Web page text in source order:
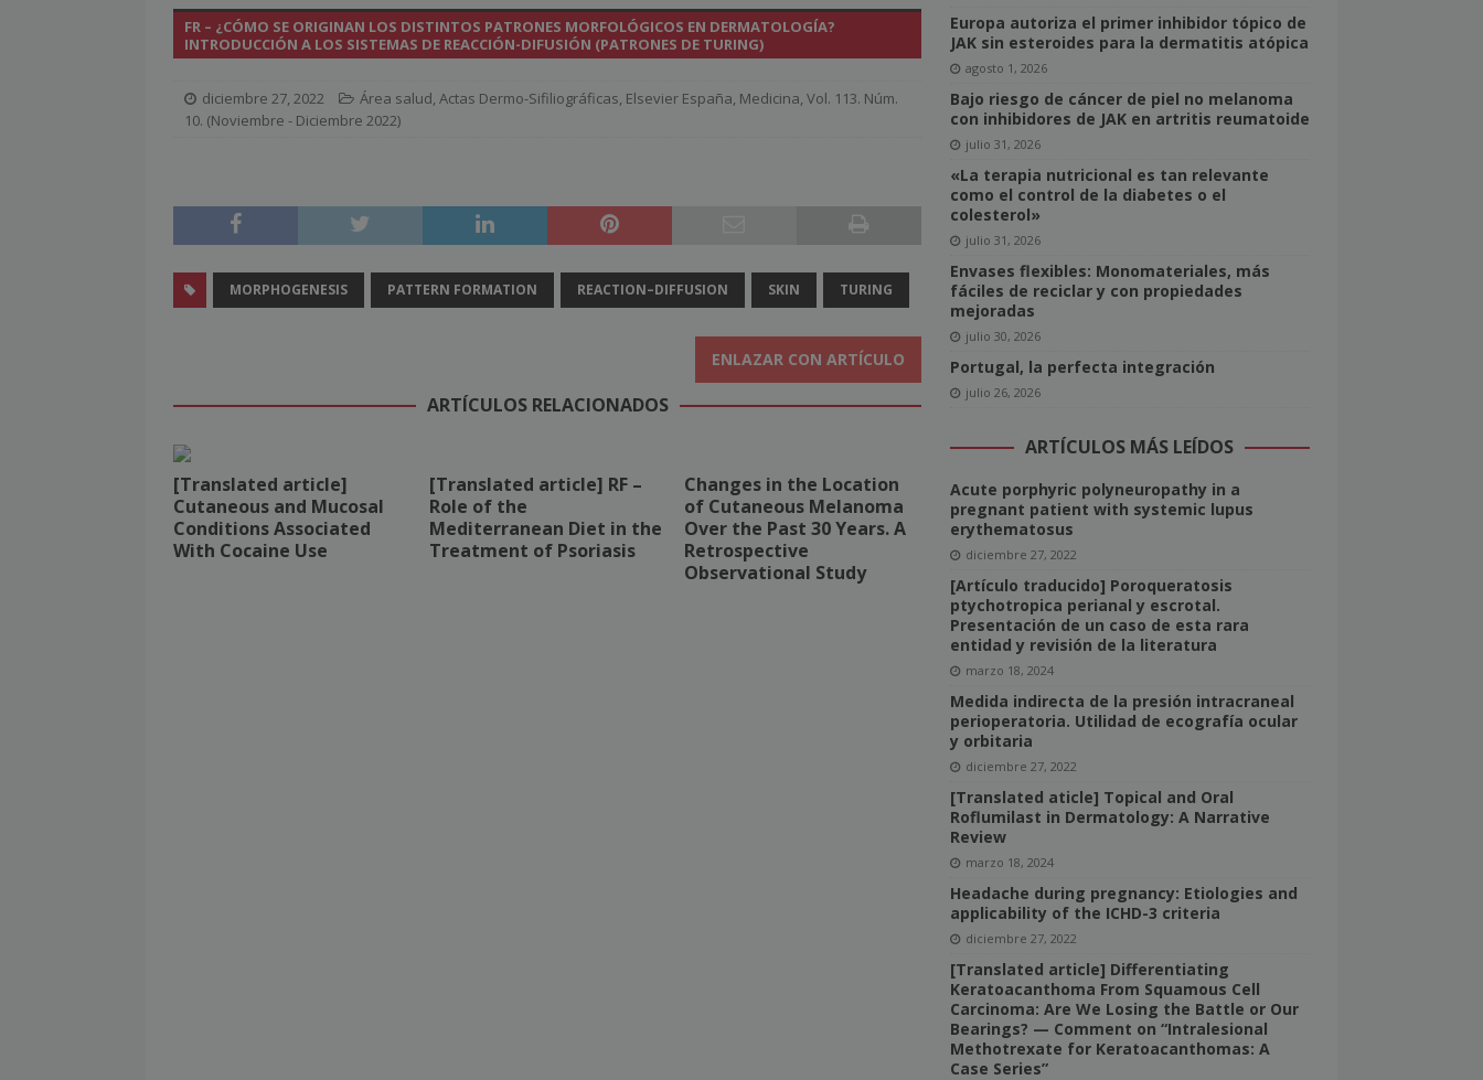
[ julio 2, 2026 ] Nueva presidenta del Comité de Directores de WAN-IFRA
NOTICIAS
NOTICIAS
mínimo histórico
el mayor activo de los medios.
NOTICIAS
FR – ¿CÓMO SE ORIGINAN LOS DISTINTOS PATRONES MORFOLÓGICOS EN DERMATOLOGÍA?
INTRODUCCIÓN A LOS SISTEMAS DE REACCIÓN-DIFUSIÓN (PATRONES DE TURING)
diciembre 27, 2022 Área salud, Actas Dermo-Sifiliográficas, Elsevier España, Medicina, Vol. 113. Núm.
10. (Noviembre - Diciembre 2022)
MORPHOGENESIS PATTERN FORMATION REACTION–DIFFUSION SKIN TURING
ENLAZAR CON ARTÍCULO
ARTÍCULOS RELACIONADOS
[Translated article]
Cutaneous and Mucosal
Conditions Associated
With Cocaine Use
[Translated article] RF –
Role of the
Mediterranean Diet in the
Treatment of Psoriasis
Changes in the Location
of Cutaneous Melanoma
Over the Past 30 Years. A
Retrospective
Observational Study
Europa autoriza el primer inhibidor tópico de
JAK sin esteroides para la dermatitis atópica
agosto 1, 2026
Bajo riesgo de cáncer de piel no melanoma
con inhibidores de JAK en artritis reumatoide
julio 31, 2026
«La terapia nutricional es tan relevante
como el control de la diabetes o el
colesterol»
julio 31, 2026
Envases flexibles: Monomateriales, más
fáciles de reciclar y con propiedades
mejoradas
julio 30, 2026
Portugal, la perfecta integración
julio 26, 2026
ARTÍCULOS MÁS LEÍDOS
Acute porphyric polyneuropathy in a
pregnant patient with systemic lupus
erythematosus
diciembre 27, 2022
[Artículo traducido] Poroqueratosis
ptychotropica perianal y escrotal.
Presentación de un caso de esta rara
entidad y revisión de la literatura
marzo 18, 2024
Medida indirecta de la presión intracraneal
perioperatoria. Utilidad de ecografía ocular
y orbitaria
diciembre 27, 2022
[Translated aticle] Topical and Oral
Roflumilast in Dermatology: A Narrative
Review
marzo 18, 2024
Headache during pregnancy: Etiologies and
applicability of the ICHD-3 criteria
diciembre 27, 2022
[Translated article] Differentiating
Keratoacanthoma From Squamous Cell
Carcinoma: Are We Losing the Battle or Our
Bearings? — Comment on “Intralesional
Methotrexate for Keratoacanthomas: A
Case Series”